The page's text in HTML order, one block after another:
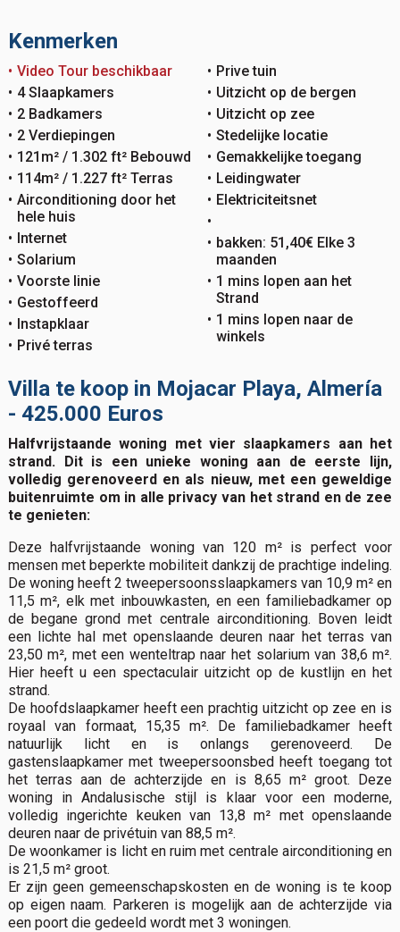
Kenmerken
Video Tour beschikbaar
4 Slaapkamers
2 Badkamers
2 Verdiepingen
121m² / 1.302 ft² Bebouwd
114m² / 1.227 ft² Terras
Airconditioning door het
hele huis
Internet
Solarium
Voorste linie
Gestoffeerd
Instapklaar
Privé terras
Prive tuin
Uitzicht op de bergen
Uitzicht op zee
Stedelijke locatie
Gemakkelijke toegang
Leidingwater
Elektriciteitsnet
bakken: 51,40€ Elke 3
maanden
1 mins lopen aan het
Strand
1 mins lopen naar de
winkels
Villa te koop in Mojacar Playa, Almería
- 425.000 Euros
Halfvrijstaande woning met vier slaapkamers aan het
strand. Dit is een unieke woning aan de eerste lijn,
volledig gerenoveerd en als nieuw, met een geweldige
buitenruimte om in alle privacy van het strand en de zee
te genieten:
Deze halfvrijstaande woning van 120 m² is perfect voor
mensen met beperkte mobiliteit dankzij de prachtige indeling.
De woning heeft 2 tweepersoonsslaapkamers van 10,9 m² en
11,5 m², elk met inbouwkasten, en een familiebadkamer op
de begane grond met centrale airconditioning. Boven leidt
een lichte hal met openslaande deuren naar het terras van
23,50 m², met een wenteltrap naar het solarium van 38,6 m².
Hier heeft u een spectaculair uitzicht op de kustlijn en het
strand.
De hoofdslaapkamer heeft een prachtig uitzicht op zee en is
royaal van formaat, 15,35 m². De familiebadkamer heeft
natuurlijk licht en is onlangs gerenoveerd. De
gastenslaapkamer met tweepersoonsbed heeft toegang tot
het terras aan de achterzijde en is 8,65 m² groot. Deze
woning in Andalusische stijl is klaar voor een moderne,
volledig ingerichte keuken van 13,8 m² met openslaande
deuren naar de privétuin van 88,5 m².
De woonkamer is licht en ruim met centrale airconditioning en
is 21,5 m² groot.
Er zijn geen gemeenschapskosten en de woning is te koop
op eigen naam. Parkeren is mogelijk aan de achterzijde via
een poort die gedeeld wordt met 3 woningen.